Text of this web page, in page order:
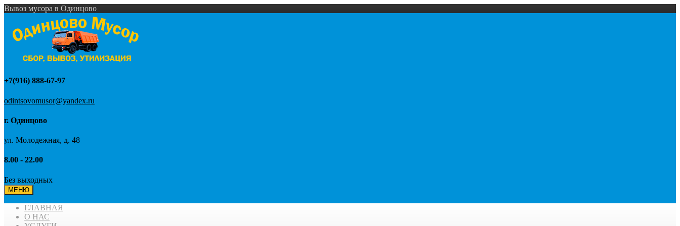
Вывоз мусора в Одинцово
+7(916) 888-67-97
odintsovomusor@yandex.ru
г. Одинцово
ул. Молодежная, д. 48
8.00 - 22.00
Без выходных
МЕНЮ
ГЛАВНАЯ
О НАС